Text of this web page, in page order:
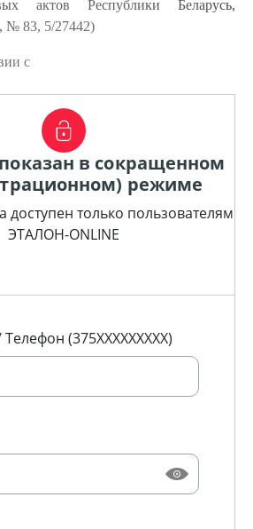
актов Республики Беларусь,
№ 83, 5/27442)
с
в сокращенном
режиме
доступен только пользователям
ЭТАЛОН-ONLINE
(375XXXXXXXXX)